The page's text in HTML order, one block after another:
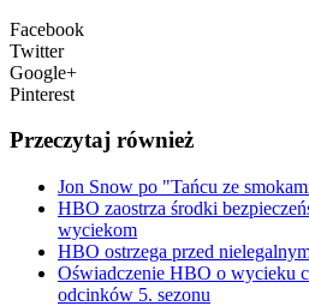
Facebook
Twitter
Google+
Pinterest
Przeczytaj również
Jon Snow po "Tańcu ze
HBO zaostrza środki
wyciekom
HBO ostrzega przed
Oświadczenie HBO o wycieku
odcinków 5. sezonu